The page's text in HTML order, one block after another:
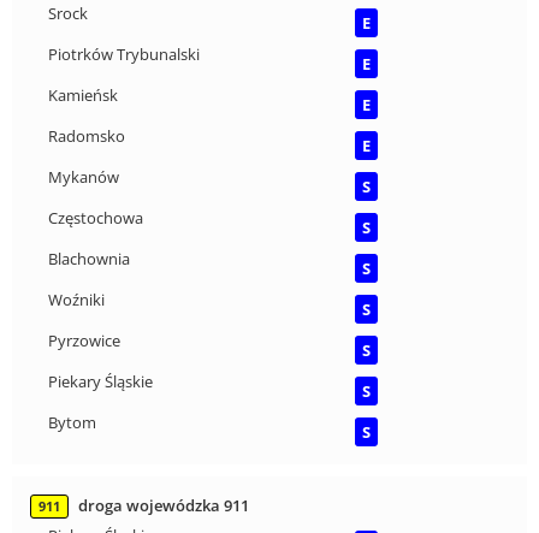
Srock
E
Piotrków Trybunalski
E
Kamieńsk
E
Radomsko
E
Mykanów
S
Częstochowa
S
Blachownia
S
Woźniki
S
Pyrzowice
S
Piekary Śląskie
S
Bytom
S
911
droga wojewódzka 911